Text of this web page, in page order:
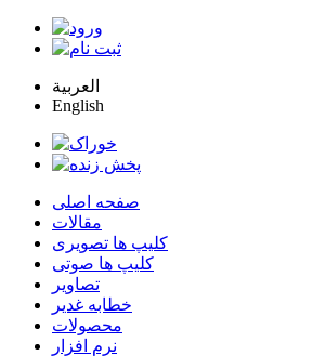
العربية
English
صفحه اصلی
مقالات
کلیپ ها تصویری
کلیپ ها صوتی
تصاویر
خطابه غدیر
محصولات
نرم افزار